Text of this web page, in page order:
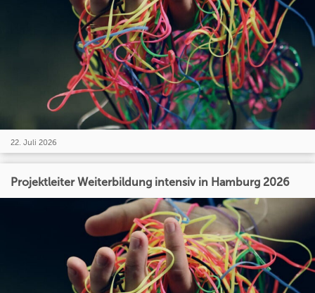
22. Juli 2026
Projektleiter Weiterbildung intensiv in Hamburg 2026